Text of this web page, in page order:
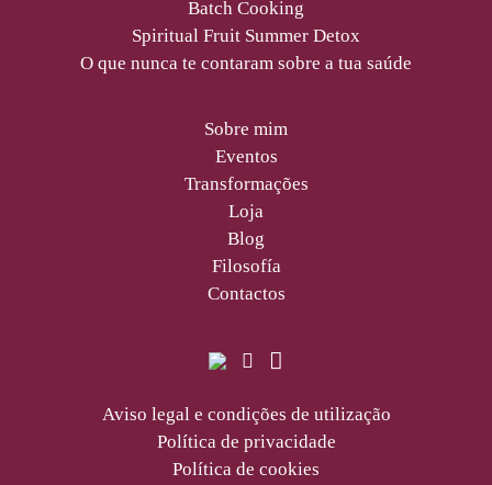
Batch Cooking
Spiritual Fruit Summer Detox
O que nunca te contaram sobre a tua saúde
Sobre mim
Eventos
Transformações
Loja
Blog
Filosofía
Contactos
Aviso legal e condições de utilização
Política de privacidade
Política de cookies